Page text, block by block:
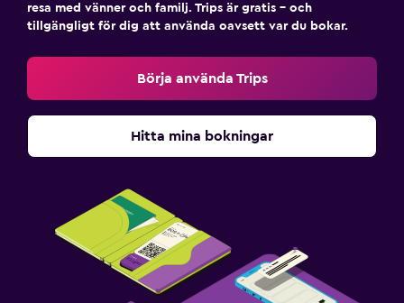
resa med vänner och familj. Trips är gratis – och
tillgängligt för dig att använda oavsett var du bokar.
Börja använda Trips
Hitta mina bokningar